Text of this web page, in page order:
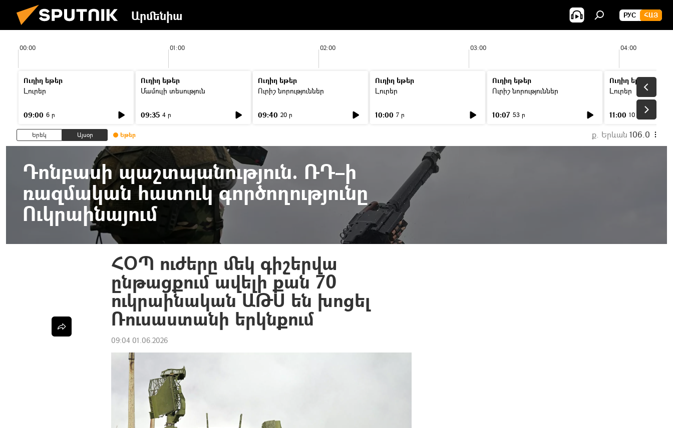
Արմենիա РУС ՀԱՅ
00:00 01:00 02:00 03:00 04:00
Ուղիղ եթեր
Լուրեր
09:00 6 ր
Ուղիղ եթեր
Մամուլի տեսություն
09:35 4 ր
Ուղիղ եթեր
Ուրիշ նորություններ
09:40 20 ր
Ուղիղ եթեր
Լուրեր
10:00 7 ր
Ուղիղ եթեր
Ուրիշ նորություններ
10:07 53 ր
Ուղիղ եթեր
Լուրեր
11:00 10 ր
Երեկ Այսօր Եթեր ք. Երևան 106.0
Դոնբասի պաշտպանություն. ՌԴ–ի
ռազմական հատուկ գործողությունը
Ուկրաինայում
ՀՕՊ ուժերը մեկ գիշերվա
ընթացքում ավելի քան 70
ուկրաինական ԱԹՍ են խոցել
Ռուսաստանի երկնքում
09:04 01.06.2026